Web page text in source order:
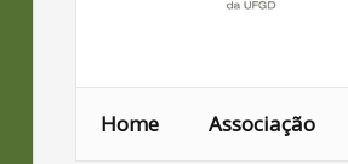
Home Associação